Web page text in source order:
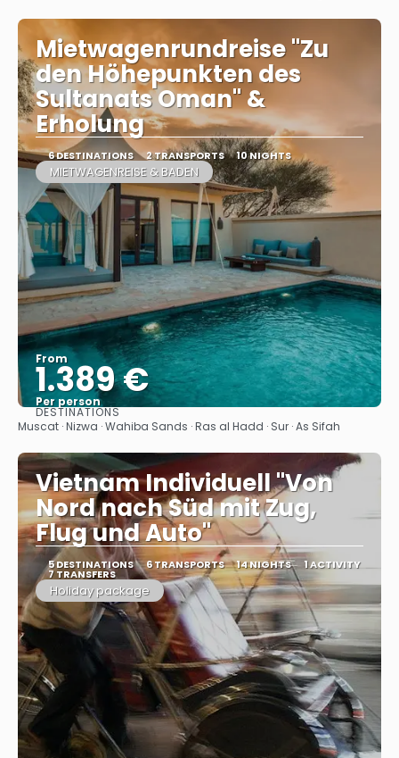
Mietwagenrundreise "Zu
den Höhepunkten des
Sultanats Oman" &
Erholung
6 DESTINATIONS 2 TRANSPORTS 10 NIGHTS
MIETWAGENREISE & BADEN
From
1.389 €
Per person
See
DESTINATIONS
Muscat · Nizwa · Wahiba Sands · Ras al Hadd · Sur · As Sifah
Vietnam Individuell "Von
Nord nach Süd mit Zug,
Flug und Auto"
5 DESTINATIONS 6 TRANSPORTS 14 NIGHTS 1 ACTIVITY
7 TRANSFERS
Holiday package